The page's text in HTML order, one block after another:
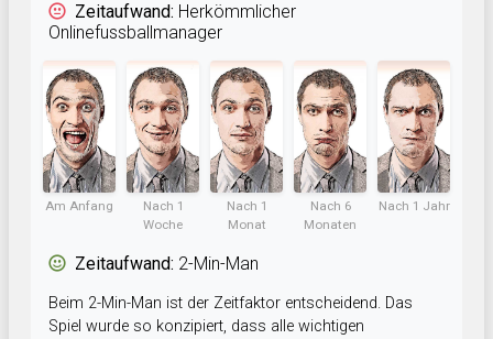
Zeitaufwand: Herkömmlicher
Onlinefussballmanager
Am Anfang
Nach 1
Woche
Nach 1
Monat
Nach 6
Monaten
Nach 1 Jahr
Zeitaufwand: 2-Min-Man
Beim 2-Min-Man ist der Zeitfaktor entscheidend. Das
Spiel wurde so konzipiert, dass alle wichtigen